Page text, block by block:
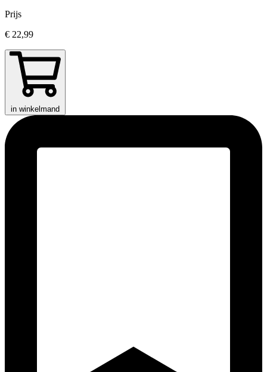
Prijs
€ 22,99
in winkelmand